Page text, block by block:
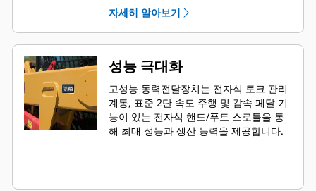
자세히 알아보기
성능 극대화
고성능 동력전달장치는 전자식 토크 관리
계통, 표준 2단 속도 주행 및 감속 페달 기
능이 있는 전자식 핸드/푸트 스로틀을 통
해 최대 성능과 생산 능력을 제공합니다.